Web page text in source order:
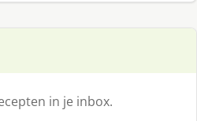
in je inbox.